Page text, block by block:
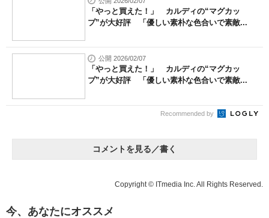
「やっと買えた！」 カルディの“マグカッ
プ”が大好評 「優しい素朴な色合いで素敵...
公開 2026/02/07
「やっと買えた！」 カルディの“マグカッ
プ”が大好評 「優しい素朴な色合いで素敵...
Recommended by
コメントを見る／書く
Copyright © ITmedia Inc. All Rights Reserved.
今、あなたにオススメ